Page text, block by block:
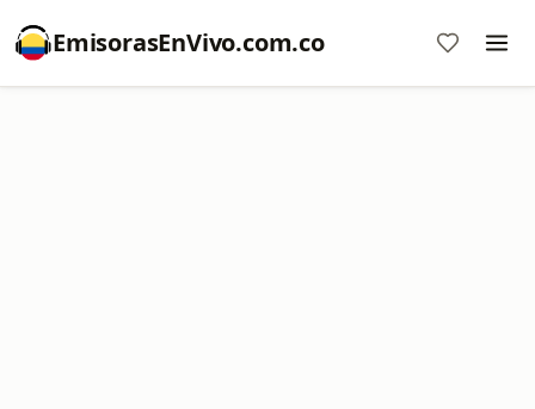
EmisorasEnVivo.com.co